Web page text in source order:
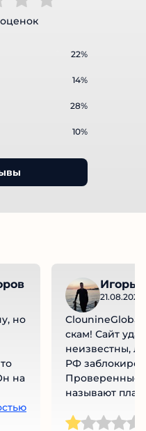
22%
14%
28%
10%
но
на
Игорь
21.08.2025
ClounineGlobal
скам! Сайт
неизвестны,
РФ
Проверенные
называют